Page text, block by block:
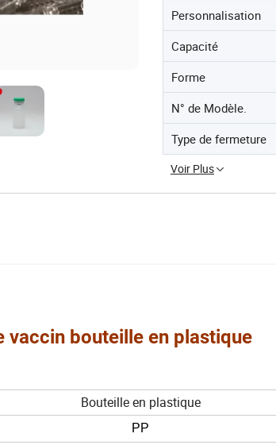
Personnalisation
Capacité
Forme
N° de Modèle.
Type de fermeture
Voir Plus
vaccin bouteille en plastique
Bouteille en plastique
PP